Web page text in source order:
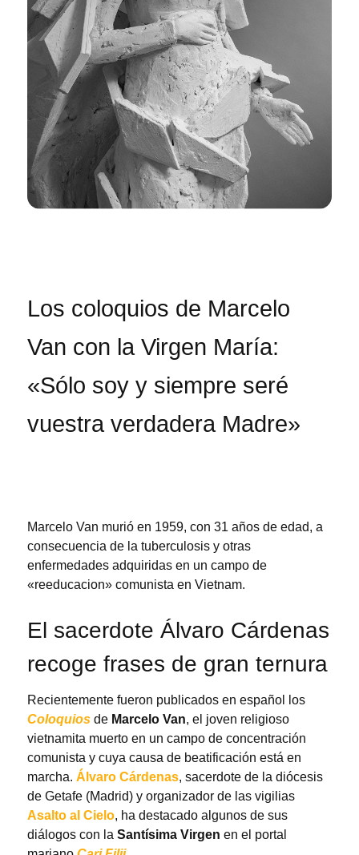
Los coloquios de Marcelo
Van con la Virgen María:
«Sólo soy y siempre seré
vuestra verdadera Madre»
Marcelo Van murió en 1959, con 31 años de edad, a
consecuencia de la tuberculosis y otras
enfermedades adquiridas en un campo de
«reeducacion» comunista en Vietnam.
El sacerdote Álvaro Cárdenas
recoge frases de gran ternura
Recientemente fueron publicados en español los
Coloquios de Marcelo Van, el joven religioso
vietnamita muerto en un campo de concentración
comunista y cuya causa de beatificación está en
marcha. Álvaro Cárdenas, sacerdote de la diócesis
de Getafe (Madrid) y organizador de las vigilias
Asalto al Cielo, ha destacado algunos de sus
diálogos con la Santísima Virgen en el portal